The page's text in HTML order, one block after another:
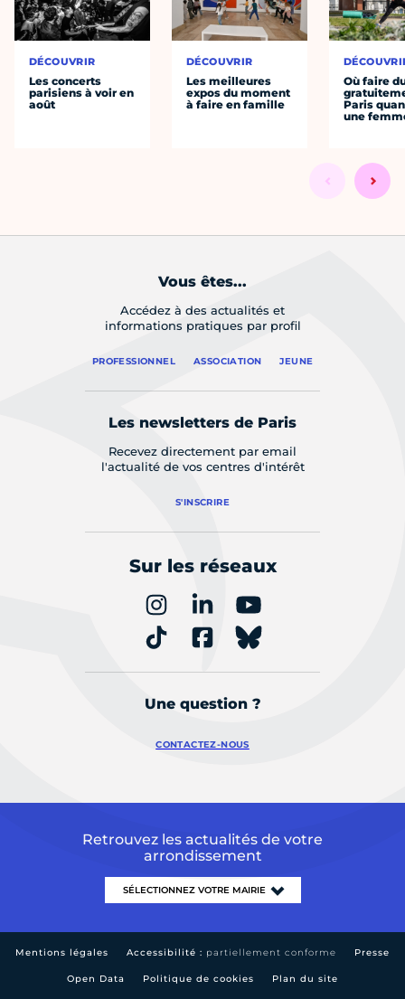
DÉCOUVRIR
Les concerts
parisiens à voir en
août
DÉCOUVRIR
Les meilleures
expos du moment
à faire en famille
Où faire
Paris
une
Vous êtes...
Accédez à des actualités et
informations pratiques par profil
PROFESSIONNEL ASSOCIATION JEUNE
Les newsletters de Paris
Recevez directement par email
l'actualité de vos centres d'intérêt
S'INSCRIRE
Sur les réseaux
Une question ?
CONTACTEZ-NOUS
Retrouvez les actualités de votre
arrondissement
Mentions légales Accessibilité : partiellement conforme Presse
Open Data Politique de cookies Plan du site